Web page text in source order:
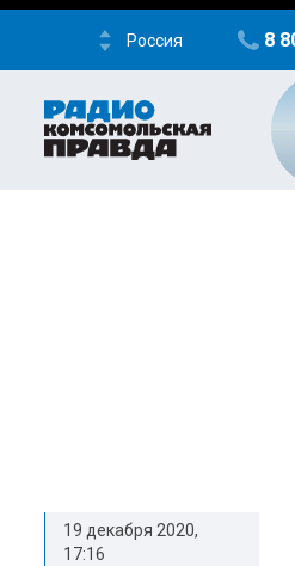
Россия 8
19 декабря 2020,
17:16